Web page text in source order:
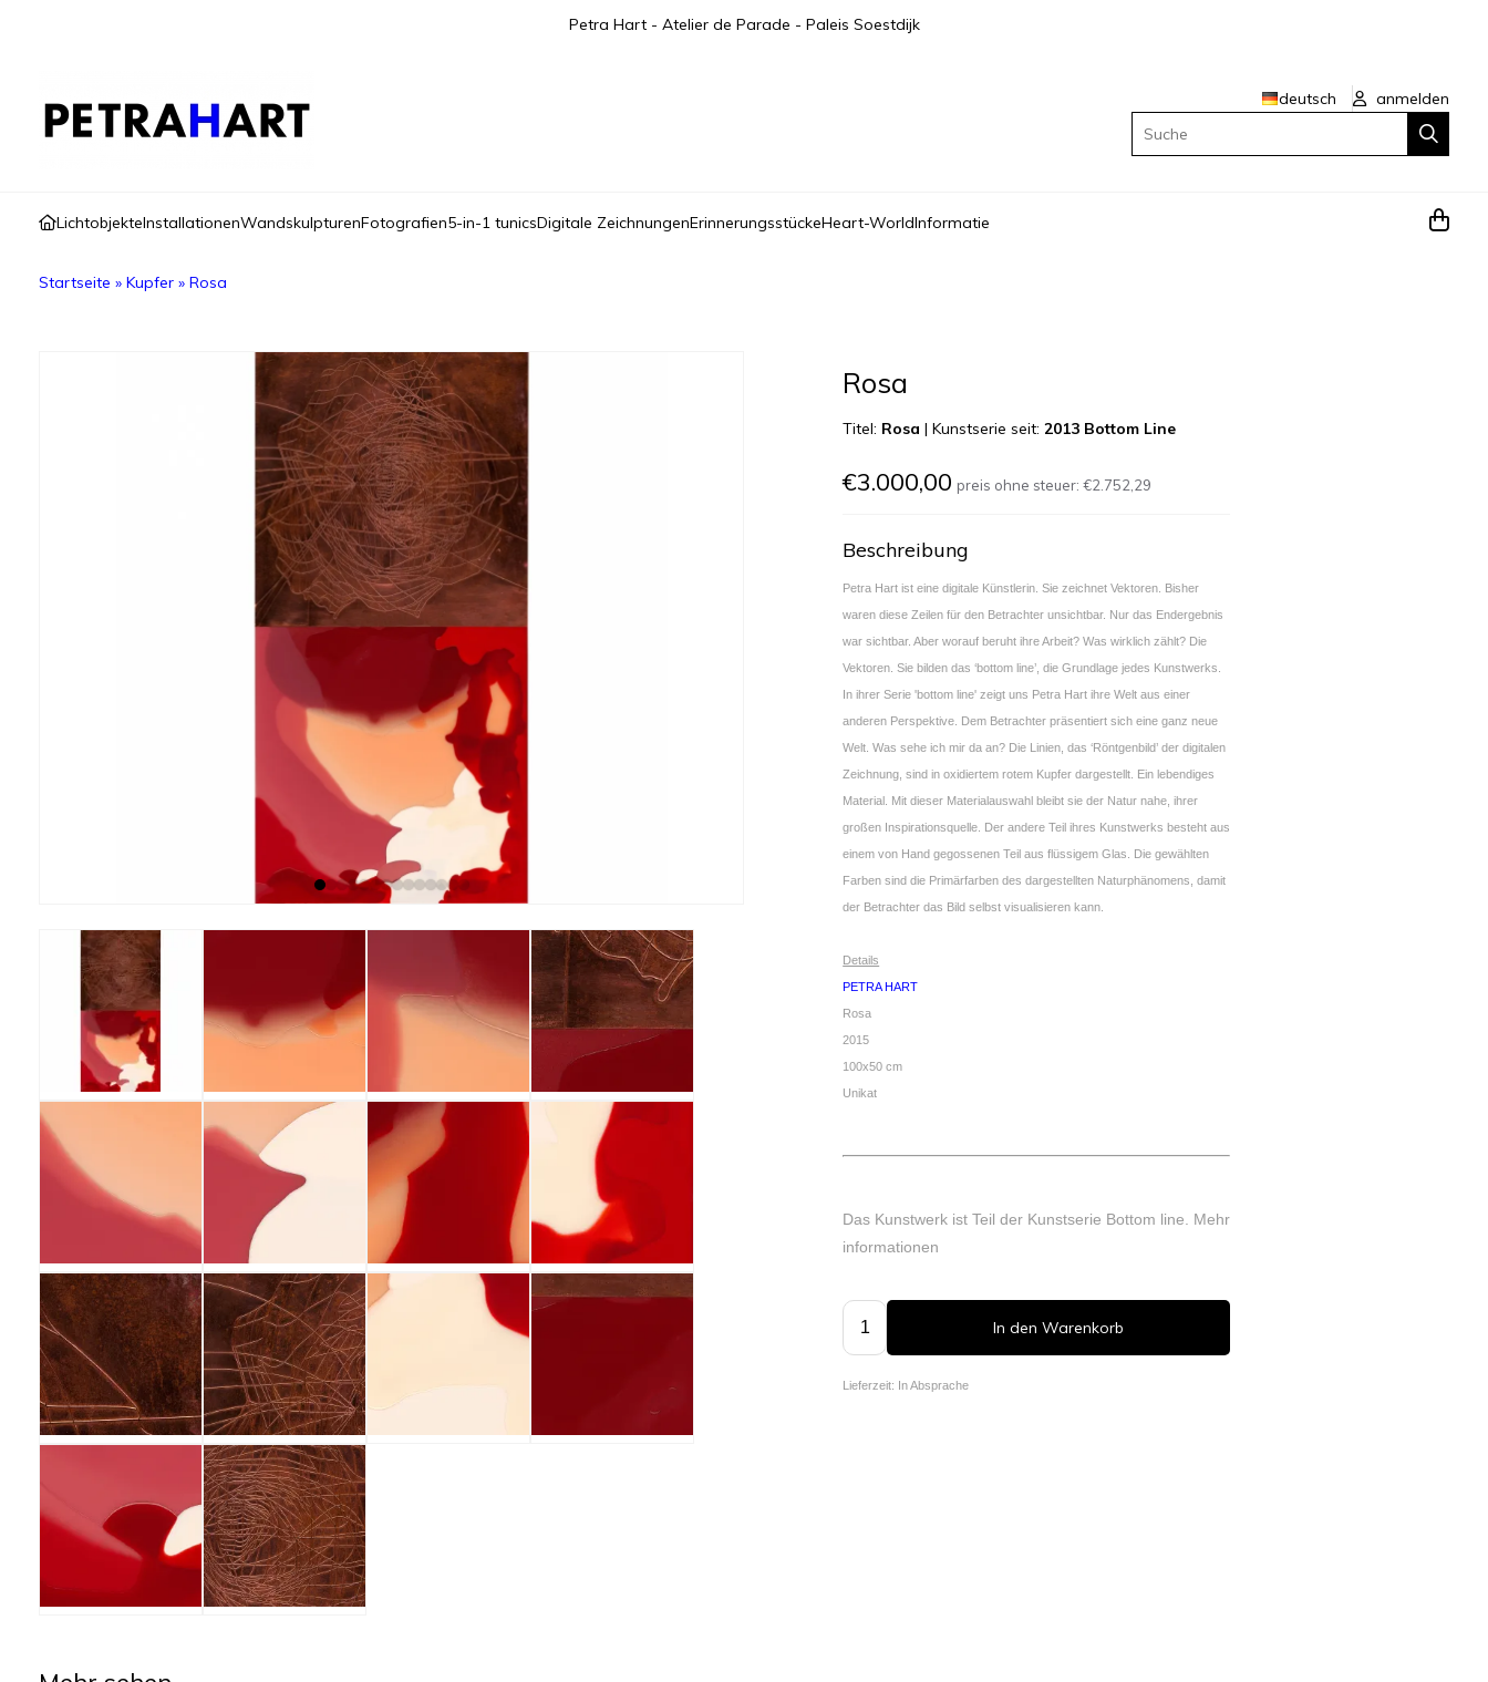
Petra Hart - Atelier de Parade - Paleis Soestdijk
deutsch
anmelden
LichtobjekteInstallationenWandskulpturenFotografien5-in-1 tunicsDigitale ZeichnungenErinnerungsstückeHeart-WorldInformatie
Startseite » Kupfer » Rosa
Rosa
Titel: Rosa |Kunstserie seit:2013 Bottom Line
€3.000,00 preis ohne steuer:€2.752,29
Beschreibung
Petra Hart ist eine digitale Künstlerin. Sie zeichnet Vektoren. Bisher
waren diese Zeilen für den Betrachter unsichtbar. Nur das Endergebnis
war sichtbar. Aber worauf beruht ihre Arbeit? Was wirklich zählt? Die
Vektoren. Sie bilden das ‘bottom line’, die Grundlage jedes Kunstwerks.
In ihrer Serie 'bottom line' zeigt uns Petra Hart ihre Welt aus einer
anderen Perspektive. Dem Betrachter präsentiert sich eine ganz neue
Welt. Was sehe ich mir da an? Die Linien, das ‘Röntgenbild’ der digitalen
Zeichnung, sind in oxidiertem rotem Kupfer dargestellt. Ein lebendiges
Material. Mit dieser Materialauswahl bleibt sie der Natur nahe, ihrer
großen Inspirationsquelle. Der andere Teil ihres Kunstwerks besteht aus
einem von Hand gegossenen Teil aus flüssigem Glas. Die gewählten
Farben sind die Primärfarben des dargestellten Naturphänomens, damit
der Betrachter das Bild selbst visualisieren kann.
Details
PETRA HART
Rosa
2015
100x50 cm
Unikat
Das Kunstwerk ist Teil der Kunstserie Bottom line. Mehr
informationen
In den Warenkorb
Lieferzeit: In Absprache